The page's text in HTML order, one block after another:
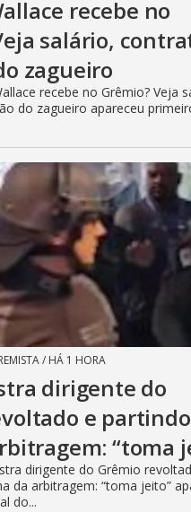
recebe no
salário,
zagueiro
recebe no Grêmio? Veja
do zagueiro apareceu
/ HÁ 1 HORA
dirigente do
e
“toma
dirigente do Grêmio
da arbitragem: “toma jeito”
do...